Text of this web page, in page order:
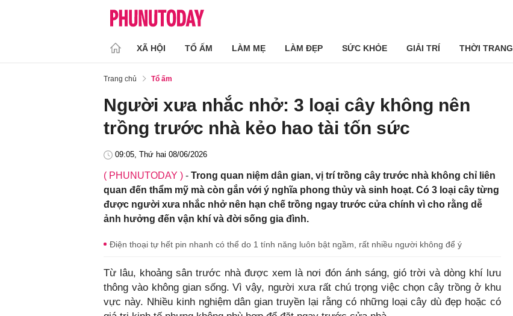
XÃ HỘI TỔ ẤM LÀM MẸ LÀM ĐẸP SỨC KHỎE GIẢI TRÍ THỜI TRANG
Trang chủ Tổ ấm
Người xưa nhắc nhở: 3 loại cây không nên
trồng trước nhà kẻo hao tài tốn sức
09:05, Thứ hai 08/06/2026
( PHUNUTODAY ) - Trong quan niệm dân gian, vị trí trồng cây trước nhà không chỉ liên
quan đến thẩm mỹ mà còn gắn với ý nghĩa phong thủy và sinh hoạt. Có 3 loại cây từng
được người xưa nhắc nhở nên hạn chế trồng ngay trước cửa chính vì cho rằng dễ
ảnh hưởng đến vận khí và đời sống gia đình.
Điện thoại tự hết pin nhanh có thể do 1 tính năng luôn bật ngầm, rất nhiều người không để ý
Từ lâu, khoảng sân trước nhà được xem là nơi đón ánh sáng, gió trời và dòng khí lưu
thông vào không gian sống. Vì vậy, người xưa rất chú trọng việc chọn cây trồng ở khu
vực này. Nhiều kinh nghiệm dân gian truyền lại rằng có những loại cây dù đẹp hoặc có